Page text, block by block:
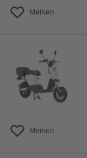
Merken
Merken